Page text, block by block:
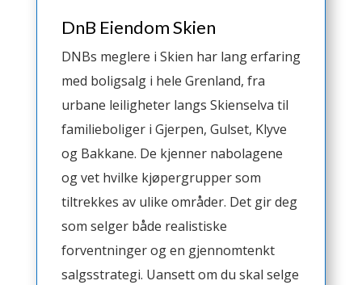
DnB Eiendom Skien
DNBs meglere i Skien har lang erfaring
med boligsalg i hele Grenland, fra
urbane leiligheter langs Skienselva til
familieboliger i Gjerpen, Gulset, Klyve
og Bakkane. De kjenner nabolagene
og vet hvilke kjøpergrupper som
tiltrekkes av ulike områder. Det gir deg
som selger både realistiske
forventninger og en gjennomtenkt
salgsstrategi. Uansett om du skal selge